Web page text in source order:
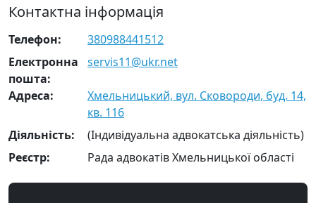
Контактна інформація
Телефон:
380988441512
Електронна
пошта:
servis11@ukr.net
Адреса:
Хмельницький, вул. Сковороди, буд. 14,
кв. 116
Діяльність:
(Індивідуальна адвокатська діяльність)
Реєстр:
Рада адвокатів Хмельницької області